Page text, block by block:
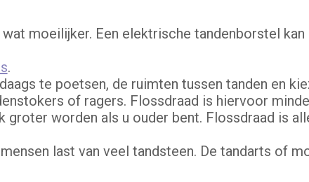
moeilijker. Een elektrische tandenborstel kan
.
te poetsen, de ruimten tussen tanden en
of ragers. Flossdraad is hiervoor
worden als u ouder bent. Flossdraad is
last van veel tandsteen. De tandarts of